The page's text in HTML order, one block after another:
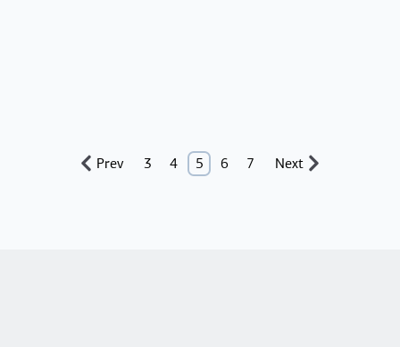
Prev 3 4 5 6 7 Next